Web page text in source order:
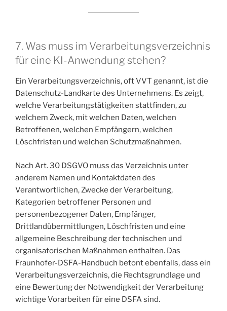
7. Was muss im Verarbeitungsverzeichnis
für eine KI-Anwendung stehen?
Ein Verarbeitungsverzeichnis, oft VVT genannt, ist die
Datenschutz-Landkarte des Unternehmens. Es zeigt,
welche Verarbeitungstätigkeiten stattfinden, zu
welchem Zweck, mit welchen Daten, welchen
Betroffenen, welchen Empfängern, welchen
Löschfristen und welchen Schutzmaßnahmen.
Nach Art. 30 DSGVO muss das Verzeichnis unter
anderem Namen und Kontaktdaten des
Verantwortlichen, Zwecke der Verarbeitung,
Kategorien betroffener Personen und
personenbezogener Daten, Empfänger,
Drittlandübermittlungen, Löschfristen und eine
allgemeine Beschreibung der technischen und
organisatorischen Maßnahmen enthalten. Das
Fraunhofer-DSFA-Handbuch betont ebenfalls, dass ein
Verarbeitungsverzeichnis, die Rechtsgrundlage und
eine Bewertung der Notwendigkeit der Verarbeitung
wichtige Vorarbeiten für eine DSFA sind.